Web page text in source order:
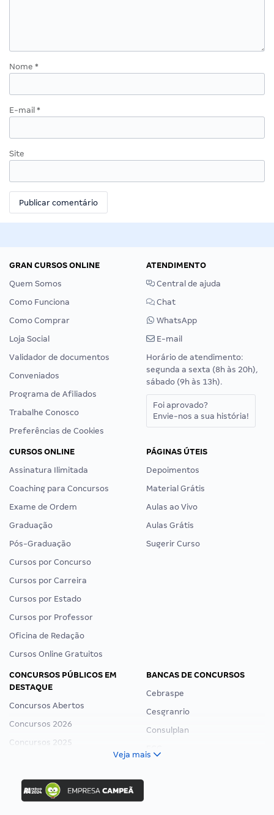
Nome *
E-mail *
Site
GRAN CURSOS ONLINE
Quem Somos
Como Funciona
Como Comprar
Loja Social
Validador de documentos
Conveniados
Programa de Afiliados
Trabalhe Conosco
Preferências de Cookies
ATENDIMENTO
Central de ajuda
Chat
WhatsApp
E-mail
Horário de atendimento:
segunda a sexta (8h às 20h),
sábado (9h às 13h).
Foi aprovado?
Envie-nos a sua história!
CURSOS ONLINE
Assinatura Ilimitada
Coaching para Concursos
Exame de Ordem
Graduação
Pós-Graduação
Cursos por Concurso
Cursos por Carreira
Cursos por Estado
Cursos por Professor
Oficina de Redação
Cursos Online Gratuitos
PÁGINAS ÚTEIS
Depoimentos
Material Grátis
Aulas ao Vivo
Aulas Grátis
Sugerir Curso
CONCURSOS PÚBLICOS EM
DESTAQUE
Concursos Abertos
Concursos 2026
Concursos 2025
Concurso Ibama
Concurso MPU
BANCAS DE CONCURSOS
Cebraspe
Cesgranrio
Consulplan
Veja mais